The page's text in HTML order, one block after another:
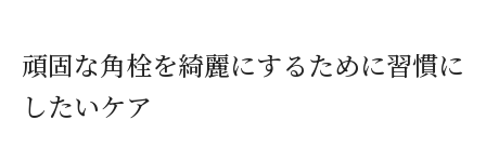
頑固な角栓を綺麗にするために習慣に
したいケア